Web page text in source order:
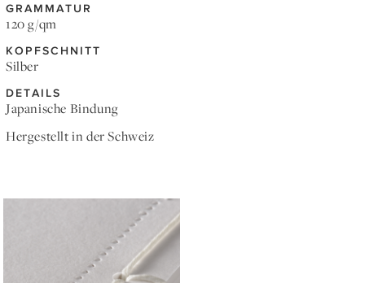
GRAMMATUR
120 g/qm
KOPFSCHNITT
Silber
DETAILS
Japanische Bindung
Hergestellt in der Schweiz